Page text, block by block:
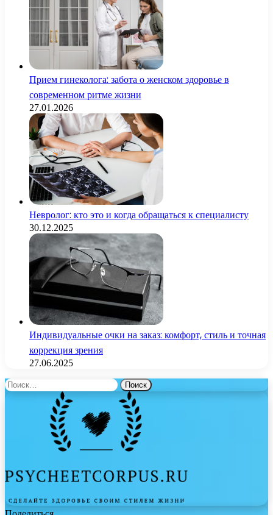
Прием гинеколога: забота о женском здоровье в
современном ритме жизни
27.01.2026
Невролог: кто это и когда обращаться к специалисту
30.12.2025
Индивидуальные очки на заказ: комфорт, стиль и точная
коррекция зрения
27.06.2025
Найти: